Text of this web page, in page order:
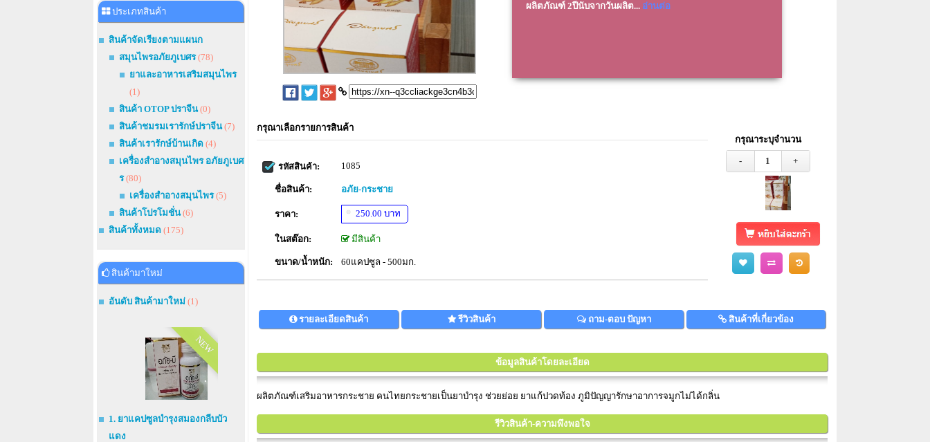
ประเภทสินค้า
สินค้าจัดเรียงตามแผนก
สมุนไพรอภัยภูเบศร(78)
ยาและอาหารเสริมสมุนไพร
(1)
สินค้า OTOP ปราจีน(0)
สินค้าชมรมเรารักษ์ปราจีน(7)
สินค้าเรารักษ์บ้านเกิด (4)
เครื่องสำอางสมุนไพร อภัยภูเบศ
ร(80)
เครื่องสำอางสมุนไพร(5)
สินค้าโปรโมชั่น(6)
สินค้าทั้งหมด (175)
สินค้ามาใหม่
อันดับ สินค้ามาใหม่ (1)
NEW
1. ยาแคปซูลบำรุงสมองกลีบบัว
แดง
ผลิตภัณฑ์ 2ปีนับจากวันผลิต... อ่านต่อ
กรุณาเลือกรายการสินค้า
รหัสสินค้า: 1085
ชื่อสินค้า: อภัย-กระชาย
ราคา: 250.00 บาท
ในสต๊อก: มีสินค้า
ขนาด/น้ำหนัก: 60แคปซูล - 500มก.
กรุณาระบุจำนวน
- 1 +
รายละเอียดสินค้า รีวิวสินค้า ถาม-ตอบ ปัญหา สินค้าที่เกี่ยวข้อง
ข้อมูลสินค้าโดยละเอียด
ผลิตภัณฑ์เสริมอาหารกระชาย คนไทยกระชายเป็นยาบำรุง ช่วยย่อย ยาแก้ปวดท้อง ภูมิปัญญารักษาอาการจมูกไม่ได้กลิ่น
รีวิวสินค้า-ความพึงพอใจ